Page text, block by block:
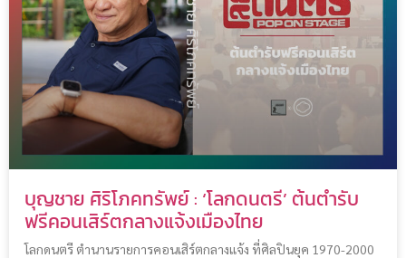
บุญชาย ศิริโภคทรัพย์ : ‘โลกดนตรี’ ต้นตำรับ
ฟรีคอนเสิร์ตกลางแจ้งเมืองไทย
โลกดนตรี ตำนานรายการคอนเสิร์ตกลางแจ้ง ที่ศิลปินยุค 1970-2000